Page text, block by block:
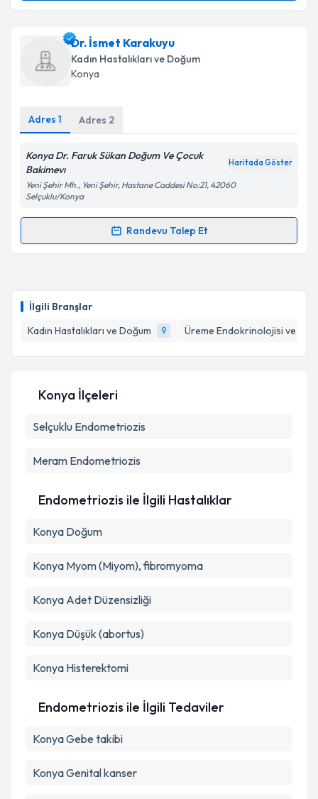
İlgili Branşlar
Kadın Hastalıkları ve Doğum
9 Üreme Endokrinolojisi ve
Dr. Hürkan Avvuraniçin randevu takvimi talebi
oluşturun. Size bu uzmandan randevu almanız için bir
takvim hazırlandığında e-posta ile bilgilendireceğiz.
Aydınlatma
Metni'ni okudum ve kişisel verilerimin belirtilen
kapsamda işlenmesini kabul ediyorum.
Takvim Talebini Gönder
Dr. İsmet Karakuyu
Kadın Hastalıkları ve Doğum
Konya
Adres 1 Adres 2
Konya Dr. Faruk Sükan Doğum Ve Çocuk
Bakimevı
Haritada Göster
Yeni Şehir Mh., Yeni Şehir, Hastane Caddesi No:21, 42060
Selçuklu/Konya
Randevu Talep Et
Randevu Takvimi Talebi
takvim hazırlandığında e-posta ile bilgilendireceğiz.
Metni'ni okudum ve kişisel verilerimin belirtilen
Konya İlçeleri
Selçuklu Endometriozis
Meram Endometriozis
Endometriozis ile İlgili Hastalıklar
Konya Doğum
Konya Myom (Miyom), fibromyoma
Konya Adet Düzensizliği
Konya Düşük (abortus)
Konya Histerektomi
Endometriozis ile İlgili Tedaviler
Konya Gebe takibi
Konya Genital kanser